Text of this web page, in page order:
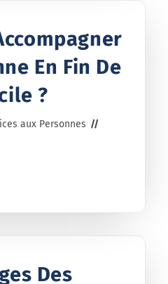
En Fin De
?
aux Personnes
Des